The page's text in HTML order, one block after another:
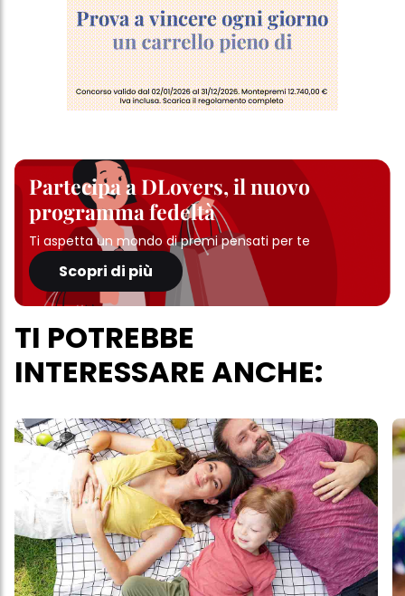
Partecipa a DLovers, il nuovo
programma fedeltà
Ti aspetta un mondo di premi pensati per te
Scopri di più
TI POTREBBE
INTERESSARE ANCHE: